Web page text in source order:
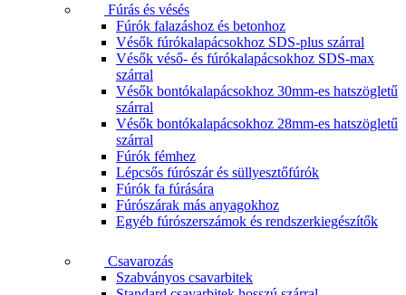
Fúrás és vésés
Fúrók falazáshoz és betonhoz
Vésők fúrókalapácsokhoz SDS-plus szárral
Vésők véső- és fúrókalapácsokhoz SDS-max
szárral
Vésők bontókalapácsokhoz 30mm-es hatszögletű
szárral
Vésők bontókalapácsokhoz 28mm-es hatszögletű
szárral
Fúrók fémhez
Lépcsős fúrószár és süllyesztőfúrók
Fúrók fa fúrására
Fúrószárak más anyagokhoz
Egyéb fúrószerszámok és rendszerkiegészítők
Csavarozás
Szabványos csavarbitek